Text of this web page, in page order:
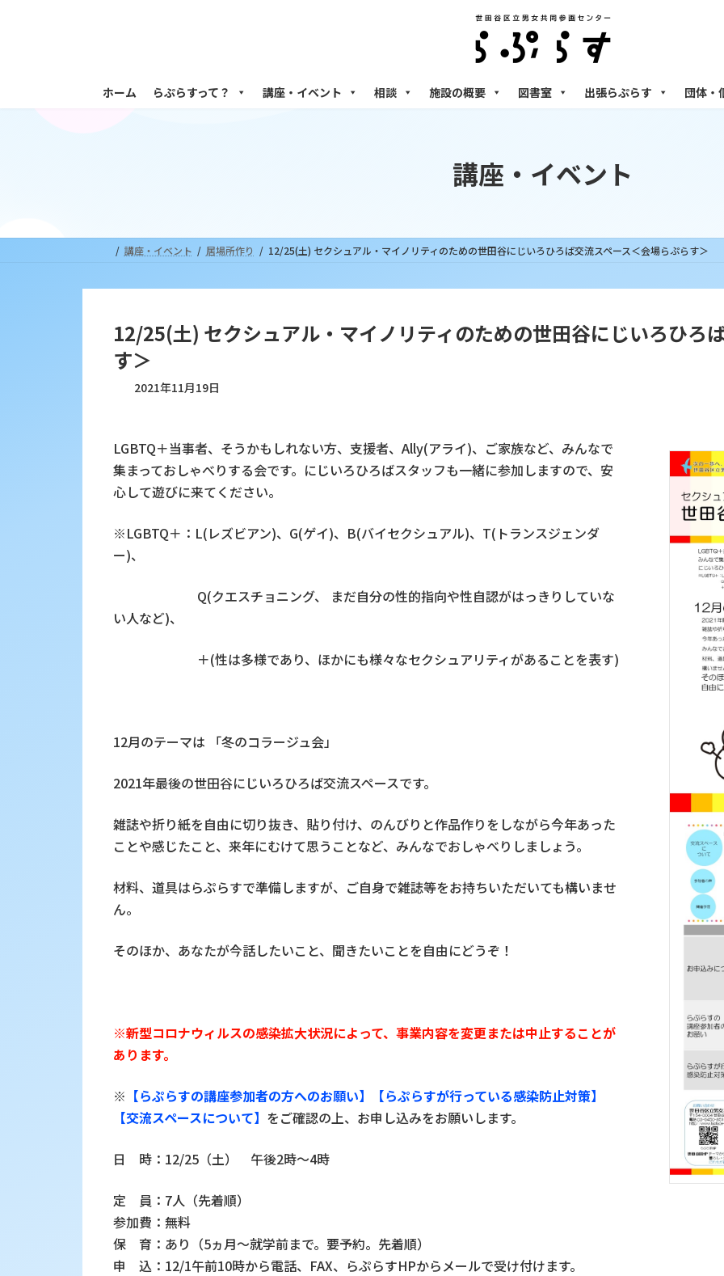
へ
ョ
ホーム らぷらすって？ 講座・イベント 相談 施設の概要 図書室 出張らぷらす 団体・
講座・イベント
講座・イベント 居場所作り 12/25(土) セクシュアル・マイノリティのための世田谷にじいろひろば交流スペース＜会場らぷらす＞
12/25(土) セクシュアル・マイノリティのための世田谷にじいろひろ
す＞
2021年11月19日
LGBTQ＋当事者、そうかもしれない方、支援者、Ally(アライ)、ご家族など、みんなで
集まっておしゃべりする会です。にじいろひろばスタッフも一緒に参加しますので、安
心して遊びに来てください。
※LGBTQ＋：L(レズビアン)、G(ゲイ)、B(バイセクシュアル)、T(トランスジェンダ
ー)、
Q(クエスチョニング、 まだ自分の性的指向や性自認がはっきりしていな
い人など)、
＋(性は多様であり、ほかにも様々なセクシュアリティがあることを表す)
12月のテーマは 「冬のコラージュ会」
2021年最後の世田谷にじいろひろば交流スペースです。
雑誌や折り紙を自由に切り抜き、貼り付け、のんびりと作品作りをしながら今年あった
ことや感じたこと、来年にむけて思うことなど、みんなでおしゃべりしましょう。
材料、道具はらぷらすで準備しますが、ご自身で雑誌等をお持ちいただいても構いませ
ん。
そのほか、あなたが今話したいこと、聞きたいことを自由にどうぞ！
※新型コロナウィルスの感染拡大状況によって、事業内容を変更または中止することが
あります。
※ 【らぷらすの講座参加者の方へのお願い】
【らぷらすが行っている感染防止対策】
【交流スペースについて】 をご確認の上、お申し込みをお願いします。
日 時：12/25（土） 午後2時～4時
定 員：7人（先着順）
参加費：無料
保 育：あり（5ヵ月～就学前まで。要予約。先着順）
申 込：12/1午前10時から電話、FAX、らぷらすHPからメールで受け付けます。